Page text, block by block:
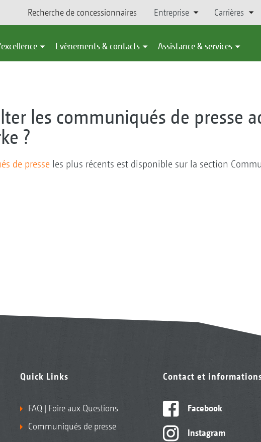
Recherche de concessionnaires Entreprise Carrières
Evènements & contacts Assistance & services
les communiqués de presse
?
de presseles plus récents est disponible sur la section
Quick Links
FAQ | Foire aux Questions
Communiqués de presse
Contact et
Facebook
Instagram